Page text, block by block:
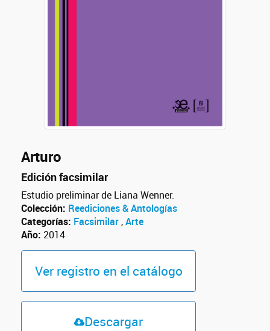
Arturo
Edición facsimilar
Estudio preliminar de Liana Wenner.
Colección: Reediciones & Antologías
Categorías: Facsimilar,Arte
Año: 2014
Ver registro en el catálogo
Descargar